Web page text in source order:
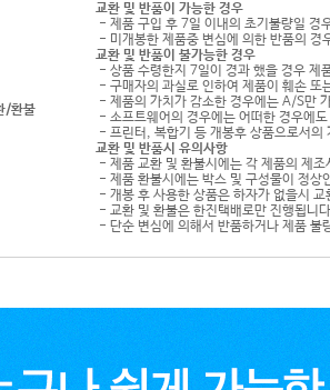
/환불
교환 및 반품이 가능한 경우
- 제품 구입 후 7일 이내의 초기불량일 경
- 미개봉한 제품중 변심에 의한 반품의 경
교환 및 반품이 불가능한 경우
- 상품 수령한지 7일이 경과 했을 경우 제
- 구매자의 과실로 인하여 제품이 훼손 또
- 제품의 가치가 감소한 경우에는 A/S만
- 소프트웨어의 경우에는 어떠한 경우에
- 프린터, 복합기 등 개봉후 상품으로서의
교환 및 반품시 유의사항
- 제품 교환 및 환불시에는 각 제품의 제
- 제품 환불시에는 박스 및 구성물이 정상
- 개봉 후 사용한 상품은 하자가 없을시
- 교환 및 환불은 한진택배로만 진행됩니
- 단순 변심에 의해서 반품하거나 제품